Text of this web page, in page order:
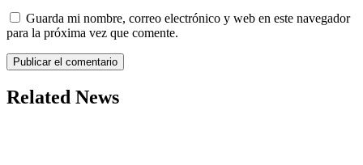
Guarda mi nombre, correo electrónico y web en este navegador
para la próxima vez que comente.
Related News